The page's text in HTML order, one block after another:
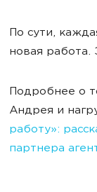
По сути,
новая работа.
Подробнее о
Андрея и
работу»:
партнера